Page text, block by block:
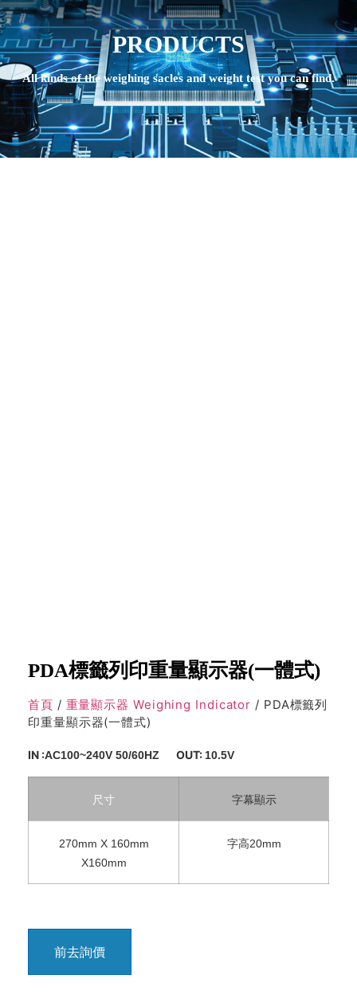
PRODUCTS
All kinds of the weighing sacles and weight test you can find.
PDA標籤列印重量顯示器(一體式)
首頁 / 重量顯示器 Weighing Indicator / PDA標籤列
印重量顯示器(一體式)
IN :AC100~240V 50/60HZ OUT:10.5V
尺寸 字幕顯示
270mm X 160mm
X160mm
字高20mm
前去詢價